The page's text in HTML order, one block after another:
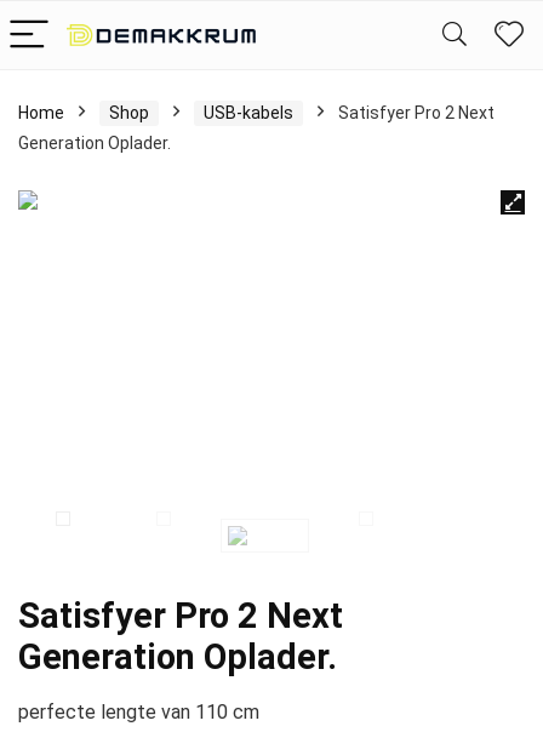
Home Shop USB-kabels
Satisfyer Pro 2 Next
Generation Oplader.
Satisfyer Pro 2 Next
Generation Oplader.
perfecte lengte van 110 cm